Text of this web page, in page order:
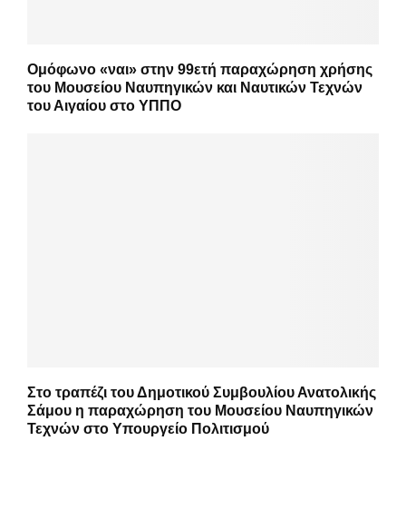
Ομόφωνο «ναι» στην 99ετή παραχώρηση χρήσης
του Μουσείου Ναυπηγικών και Ναυτικών Τεχνών
του Αιγαίου στο ΥΠΠΟ
Στο τραπέζι του Δημοτικού Συμβουλίου Ανατολικής
Σάμου η παραχώρηση του Μουσείου Ναυπηγικών
Τεχνών στο Υπουργείο Πολιτισμού